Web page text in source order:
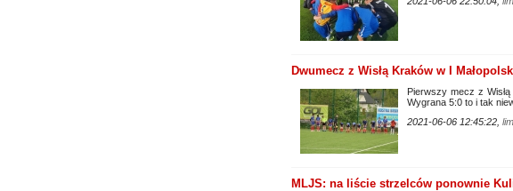
Dwumecz z Wisłą Kraków w I
Pierwszy mecz z
Wygrana 5:0 to i tak
2021-06-06 12:45:22,
MLJS: na liście strzelców ponownie